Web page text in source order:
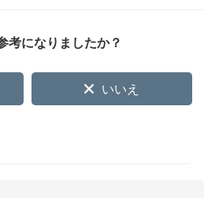
考になりましたか？
いいえ